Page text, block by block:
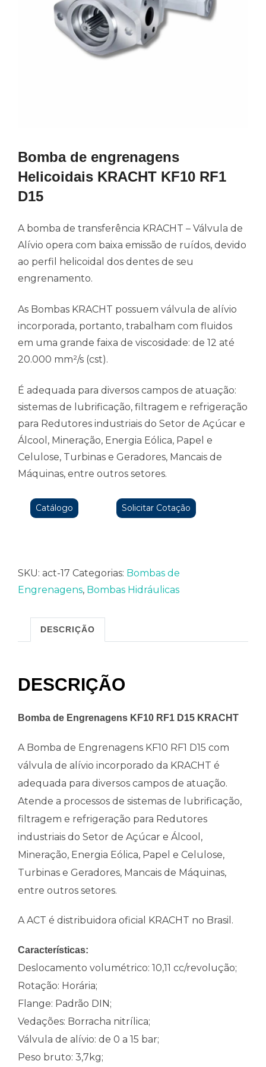
Bomba de engrenagens
Helicoidais KRACHT KF10 RF1
D15
A bomba de transferência KRACHT – Válvula de
Alívio opera com baixa emissão de ruídos, devido
ao perfil helicoidal dos dentes de seu
engrenamento.
As Bombas KRACHT possuem válvula de alívio
incorporada, portanto, trabalham com fluidos
em uma grande faixa de viscosidade: de 12 até
20.000 mm²/s (cst).
É adequada para diversos campos de atuação:
sistemas de lubrificação, filtragem e refrigeração
para Redutores industriais do Setor de Açúcar e
Álcool, Mineração, Energia Eólica, Papel e
Celulose, Turbinas e Geradores, Mancais de
Máquinas, entre outros setores.
Catálogo Solicitar Cotação
SKU: act-17 Categorias: Bombas de
Engrenagens, Bombas Hidráulicas
DESCRIÇÃO
DESCRIÇÃO
Bomba de Engrenagens KF10 RF1 D15 KRACHT
A Bomba de Engrenagens KF10 RF1 D15 com
válvula de alívio incorporado da KRACHT é
adequada para diversos campos de atuação.
Atende a processos de sistemas de lubrificação,
filtragem e refrigeração para Redutores
industriais do Setor de Açúcar e Álcool,
Mineração, Energia Eólica, Papel e Celulose,
Turbinas e Geradores, Mancais de Máquinas,
entre outros setores.
A ACT é distribuidora oficial KRACHT no Brasil.
Características:
Deslocamento volumétrico: 10,11 cc/revolução;
Rotação: Horária;
Flange: Padrão DIN;
Vedações: Borracha nitrílica;
Válvula de alívio: de 0 a 15 bar;
Peso bruto: 3,7kg;